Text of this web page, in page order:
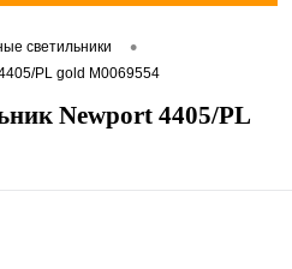
светильники •
PL gold М0069554
Newport 4405/PL